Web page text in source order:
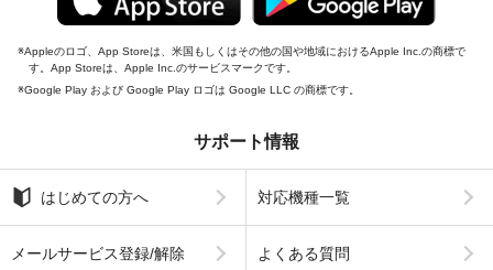
Appleのロゴ、App Storeは、米国もしくはその他の国や地域におけるApple Inc.の商標で
す。App Storeは、Apple Inc.のサービスマークです。
Google Play および Google Play ロゴは Google LLC の商標です。
サポート情報
はじめての方へ 対応機種一覧
メールサービス登録/解除 よくある質問